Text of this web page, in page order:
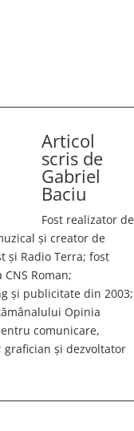
Articol
scris de
Gabriel
Baciu
Fost realizator de
și creator de
și Radio Terra; fost
Roman;
și publicitate din 2003;
Opinia
comunicare,
și dezvoltator